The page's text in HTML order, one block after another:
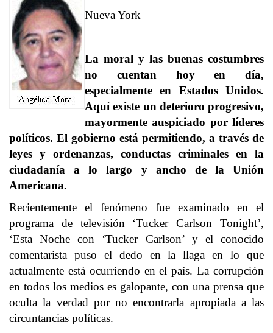
Nueva York
La moral y las buenas costumbres
no cuentan hoy en día,
especialmente en Estados Unidos.
Aquí existe un deterioro progresivo,
mayormente auspiciado por líderes
políticos. El gobierno está permitiendo, a través de
leyes y ordenanzas, conductas criminales en la
ciudadanía a lo largo y ancho de la Unión
Americana.
Recientemente el fenómeno fue examinado en el
programa de televisión ‘Tucker Carlson Tonight’,
‘Esta Noche con ‘Tucker Carlson’ y el conocido
comentarista puso el dedo en la llaga en lo que
actualmente está ocurriendo en el país. La corrupción
en todos los medios es galopante, con una prensa que
oculta la verdad por no encontrarla apropiada a las
circuntancias políticas.